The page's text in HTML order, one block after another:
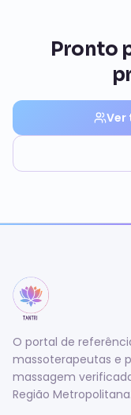
Pronto
Ver
O portal de
massoterapeutas e
massagem
Região